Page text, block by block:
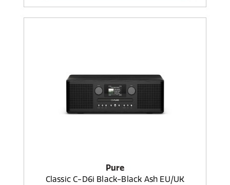
Pure
Classic C-D6i Black-Black Ash EU/UK